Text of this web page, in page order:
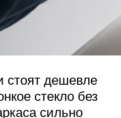
стоят дешевле
стекло без
сильно